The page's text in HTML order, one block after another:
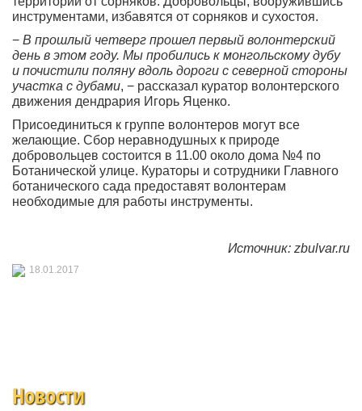
инструментами, избавятся от сорняков и сухостоя.
− В прошлый четверг прошел первый волонтерский
день в этом году. Мы пробились к монгольскому дубу
и почистили поляну вдоль дороги с северной стороны
участка с дубами, − рассказал куратор волонтерского
движения дендрария Игорь Яценко.
Присоединиться к группе волонтеров могут все
желающие. Сбор неравнодушных к природе
добровольцев состоится в 11.00 около дома №4 по
Ботанической улице. Кураторы и сотрудники Главного
ботанического сада предоставят волонтерам
необходимые для работы инструменты.
Источник: zbulvar.ru
18.01.2017
Новости